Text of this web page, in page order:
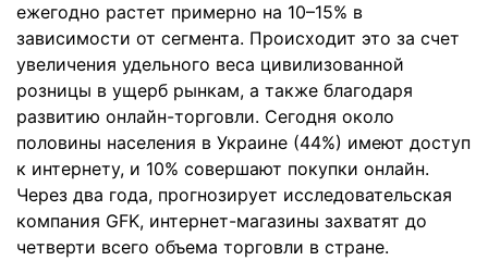
ежегодно растет примерно на 10–15% в
зависимости от сегмента. Происходит это за счет
увеличения удельного веса цивилизованной
розницы в ущерб рынкам, а также благодаря
развитию онлайн-торговли. Сегодня около
половины населения в Украине (44%) имеют доступ
к интернету, и 10% совершают покупки онлайн.
Через два года, прогнозирует исследовательская
компания GFK, интернет-магазины захватят до
четверти всего объема торговли в стране.